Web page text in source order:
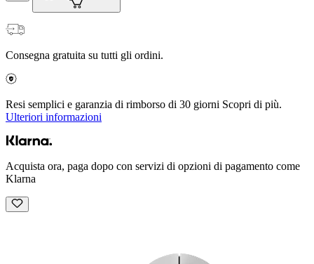
Consegna gratuita su tutti gli ordini.
Resi semplici e garanzia di rimborso di 30 giorni Scopri di più.
Ulteriori informazioni
Acquista ora, paga dopo con servizi di opzioni di pagamento come
Klarna